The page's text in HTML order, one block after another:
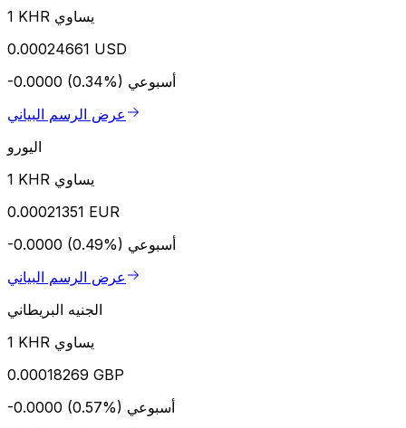
1 KHR يساوي
0.00024661 USD
-0.0000 (0.34%) أسبوعي
عرض الرسم البياني
اليورو
1 KHR يساوي
0.00021351 EUR
-0.0000 (0.49%) أسبوعي
عرض الرسم البياني
الجنيه البريطاني
1 KHR يساوي
0.00018269 GBP
-0.0000 (0.57%) أسبوعي